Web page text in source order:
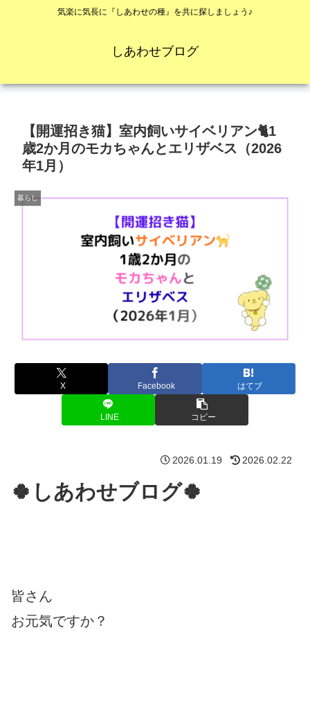
気楽に気長に『しあわせの種』を共に探しましょう♪
しあわせブログ
【開運招き猫】室内飼いサイベリアン🐈1
歳2か月のモカちゃんとエリザベス（2026
年1月）
暮らし
X Facebook はてブ
LINE コピー
2026.01.19 2026.02.22
🍀しあわせブログ🍀
皆さん
お元気ですか？